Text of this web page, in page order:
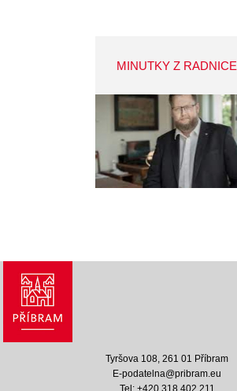
MINUTKY Z RADNICE
Tyršova 108, 261 01 Příbram
E-podatelna@pribram.eu
Tel: +420 318 402 211